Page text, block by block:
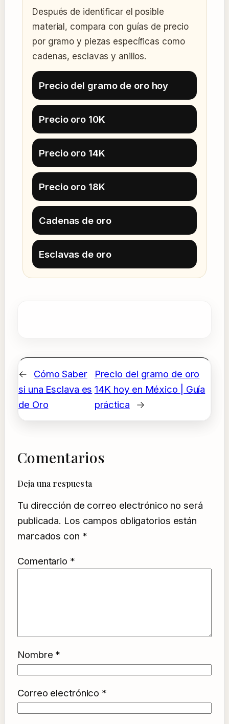
Después de identificar el posible
material, compara con guías de precio
por gramo y piezas específicas como
cadenas, esclavas y anillos.
Precio del gramo de oro hoy
Precio oro 10K
Precio oro 14K
Precio oro 18K
Cadenas de oro
Esclavas de oro
←
Cómo Saber
si una Esclava es
de Oro
Precio del gramo de oro
14K hoy en México | Guía
práctica
→
Comentarios
Deja una respuesta
Tu dirección de correo electrónico no será
publicada. Los campos obligatorios están
marcados con *
Comentario *
Nombre *
Correo electrónico *